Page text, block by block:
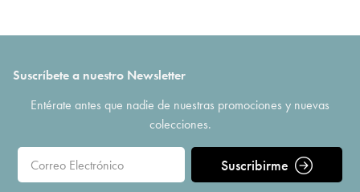
Suscríbete a nuestro Newsletter
Entérate antes que nadie de nuestras promociones y nuevas
colecciones.
Suscribirme